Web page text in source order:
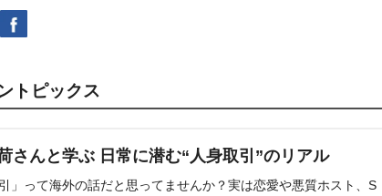
トピックス
さんと学ぶ 日常に潜む“人身取引”のリアル
引」って海外の話だと思ってませんか？実は恋愛や悪質ホスト、S